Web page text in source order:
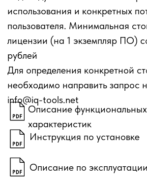
Инструкция по установке
Описание по эксплуатации
Эксплуатационные характеристики
Описание процессов, обеспечивающих
поддержание жизненного цикла
Ссылка на экземпляр ПО для его
установки
программное обеспечение, исключительные
права на которое принадлежит ООО "Ай Кью
Номер реестровой записи -
№21411от 08.02.2024.